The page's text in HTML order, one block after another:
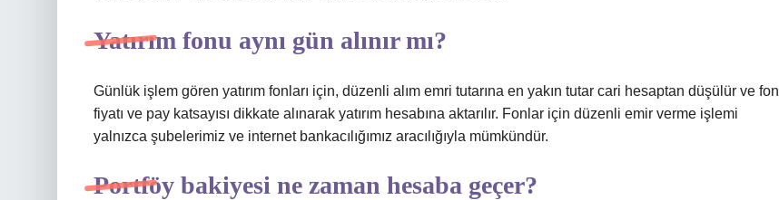
Yatırım fonu aynı gün alınır mı?
Günlük işlem gören yatırım fonları için, düzenli alım emri tutarına en yakın tutar cari hesaptan düşülür ve fon
fiyatı ve pay katsayısı dikkate alınarak yatırım hesabına aktarılır. Fonlar için düzenli emir verme işlemi
yalnızca şubelerimiz ve internet bankacılığımız aracılığıyla mümkündür.
Portföy bakiyesi ne zaman hesaba geçer?